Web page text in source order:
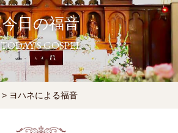
今日の福音
TODAY'S GOSPEL
> ヨハネによる福音